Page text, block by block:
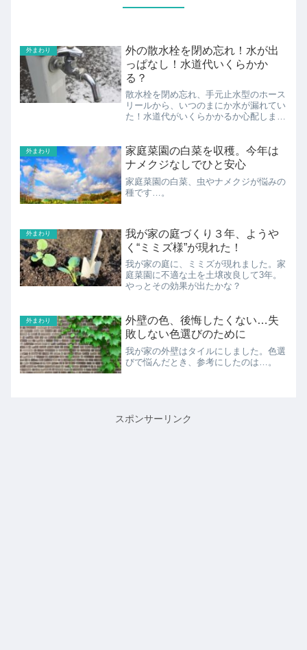
外まわり
外の散水栓を閉め忘れ！水が出
っぱなし！水道代いくらかか
る？
散水栓を閉め忘れ、手元止水型のホース
リールから、いつのまにか水が漏れてい
た！水道代がいくらかかるか心配しまし
外まわり
家庭菜園の白菜を収穫。今年は
ナメクジなしでひと安心
家庭菜園の白菜、虫やナメクジが悩みの
種です…。
外まわり
我が家の庭づくり３年、ようや
く“ミミズ様”が現れた！
我が家の庭に、ミミズが現れました。家
庭菜園に不適な土を土壌改良して3年。
やっとその効果が出たかな？
外まわり
外壁の色、後悔したくない…失
敗しない色選びのために
我が家の外壁はタイルにしました。色選
びで悩んだとき、参考にしたのは…。
スポンサーリンク